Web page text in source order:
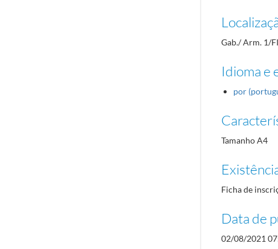
Gab./ Arm. 1/
Idioma e
por
Tamanho A4
Ficha de
Data de
02/08/2021